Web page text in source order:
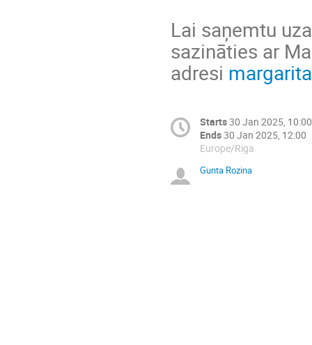
Lai saņemtu
sazināties ar
adresi
Starts30 Jan 2025, 10:00
Ends30 Jan 2025, 12:00
Europe/Riga
Gunta Rozina